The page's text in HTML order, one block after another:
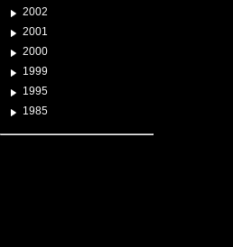
2002
2001
2000
1999
1995
1985